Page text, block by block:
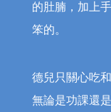
的肚腩，加上
笨的。
德兒只關心吃
無論是功課還